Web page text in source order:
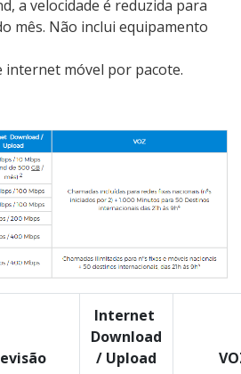
a velocidade é reduzida para
mês. Não inclui equipamento
internet móvel por pacote.
Internet
Download
/ Upload